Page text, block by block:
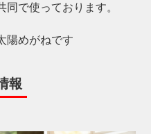
で使っております。
陽めがねです
報